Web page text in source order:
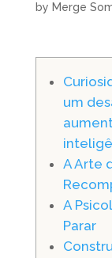
by Merge
um
A Arte
A
Parar